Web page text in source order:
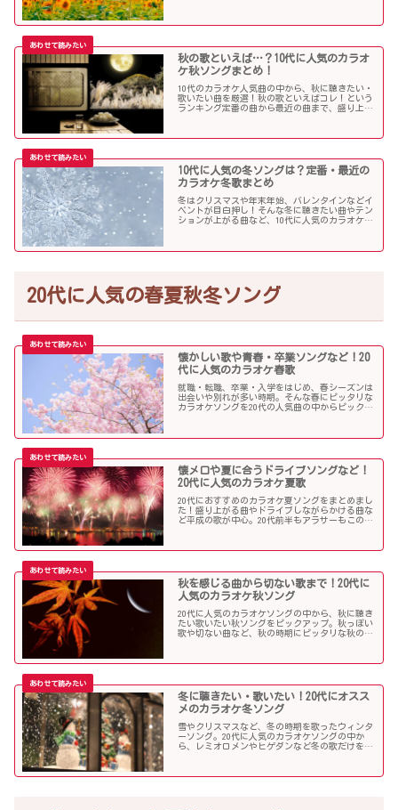
秋の歌といえば…？10代に人気のカラオ
ケ秋ソングまとめ！
10代のカラオケ人気曲の中から、秋に聴きたい・
歌いたい曲を厳選！秋の歌といえばコレ！という
ランキング定番の曲から最近の曲まで、盛り上が
10代に人気の冬ソングは？定番・最近の
カラオケ冬歌まとめ
冬はクリスマスや年末年始、バレンタインなどイ
ベントが目白押し！そんな冬に聴きたい曲やテン
ションが上がる曲など、10代に人気のカラオケソ
20代に人気の春夏秋冬ソング
懐かしい歌や青春・卒業ソングなど！20
代に人気のカラオケ春歌
就職・転職、卒業・入学をはじめ、春シーズンは
出会いや別れが多い時期。そんな春にピッタリな
カラオケソングを20代の人気曲の中からピックア
懐メロや夏に合うドライブソングなど！
20代に人気のカラオケ夏歌
20代におすすめのカラオケ夏ソングをまとめまし
た！盛り上がる曲やドライブしながらかける曲な
ど平成の歌が中心。20代前半もアラサーもこの曲
秋を感じる曲から切ない歌まで！20代に
人気のカラオケ秋ソング
20代に人気のカラオケソングの中から、秋に聴き
たい歌いたい秋ソングをピックアップ。秋っぽい
歌や切ない曲など、秋の時期にピッタリな秋の歌
冬に聴きたい・歌いたい！20代にオスス
メのカラオケ冬ソング
雪やクリスマスなど、冬の時期を歌ったウィンタ
ーソング。20代に人気のカラオケソングの中か
ら、レミオロメンやヒゲダンなど冬の歌だけを個